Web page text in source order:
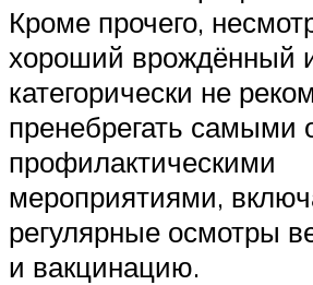
Кроме прочего,
хороший врождённый
категорически не
пренебрегать самыми
профилактическими
мероприятиями,
регулярные осмотры
и вакцинацию.